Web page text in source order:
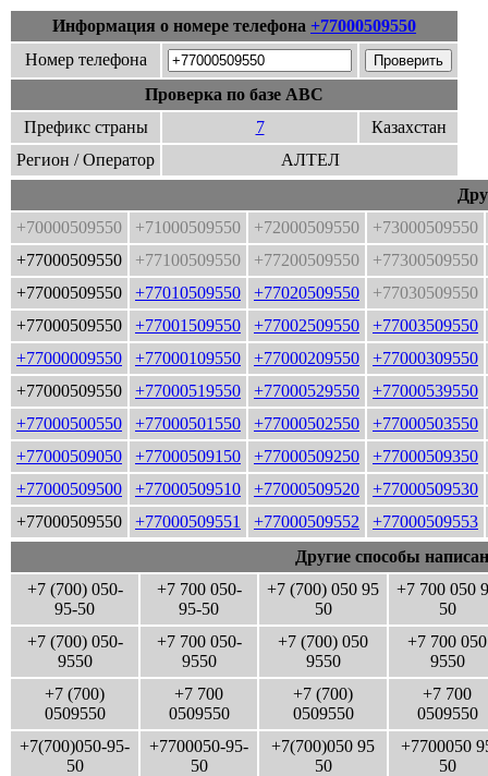
Информация о номере телефона +77000509550
Номер телефона
Проверка по базе ABC
Префикс страны
7
Казахстан
Регион / Оператор
АЛТЕЛ
+70000509550
+71000509550 +72000509550
+73000509550
+77000509550
+77100509550 +77200509550
+77300509550
+77000509550
+77010509550 +77020509550
+77030509550
+77000509550
+77001509550 +77002509550
+77003509550
+77000009550
+77000109550 +77000209550
+77000309550
+77000509550
+77000519550 +77000529550
+77000539550
+77000500550
+77000501550 +77000502550
+77000503550
+77000509050
+77000509150 +77000509250
+77000509350
+77000509500
+77000509510 +77000509520
+77000509530
+77000509550
+77000509551 +77000509552
+77000509553
Другие способы
+7 (700) 050-
95-50
+7 700 050-
95-50
+7 (700) 050 95
50
+7 700 050
50
+7 (700) 050-
9550
+7 700 050-
9550
+7 (700) 050
9550
+7 700 050
9550
+7 (700)
0509550
+7 700
0509550
+7 (700)
0509550
+7 700
0509550
+7(700)050-95-
50
+7700050-95-
50
+7(700)050 95
50
+7700050
50